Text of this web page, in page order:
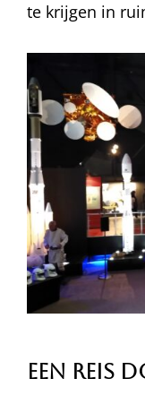
te krijgen in
Een Reis